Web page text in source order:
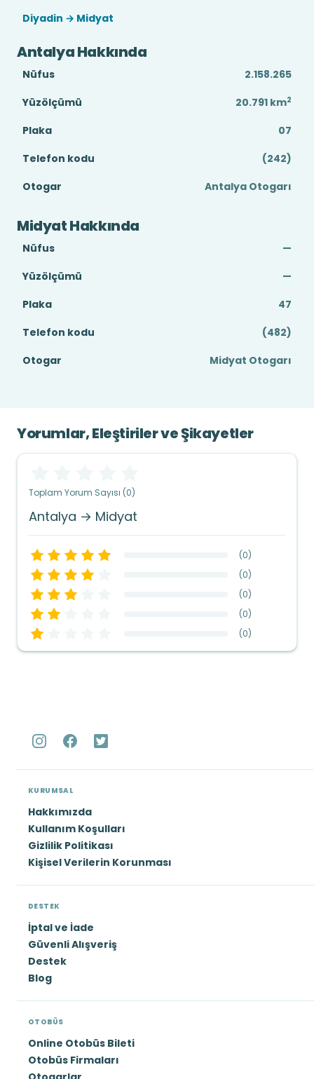
Diyadin → Midyat
Antalya Hakkında
Nüfus
2.158.265
Yüzölçümü
20.791 km2
Plaka
07
Telefon kodu
(242)
Otogar
Antalya Otogarı
Midyat Hakkında
Nüfus
—
Yüzölçümü
—
Plaka
47
Telefon kodu
(482)
Otogar
Midyat Otogarı
Yorumlar, Eleştiriler ve Şikayetler
Toplam Yorum Sayısı (0)
Antalya → Midyat
(0)
(0)
(0)
(0)
(0)
KURUMSAL
Hakkımızda
Kullanım Koşulları
Gizlilik Politikası
Kişisel Verilerin Korunması
DESTEK
İptal ve İade
Güvenli Alışveriş
Destek
Blog
OTOBÜS
Online Otobüs Bileti
Otobüs Firmaları